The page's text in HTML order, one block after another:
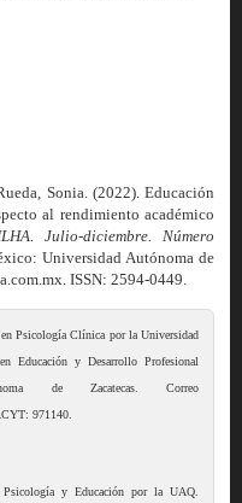
Sonia. (2022). Educación
al rendimiento académico
Julio-diciembre. Número
Universidad Autónoma de
ISSN: 2594-0449.
en Psicología Clínica por la Universidad
Educación y Desarrollo Profesional
de Zacatecas. Correo
971140.
y Educación por la UAQ.